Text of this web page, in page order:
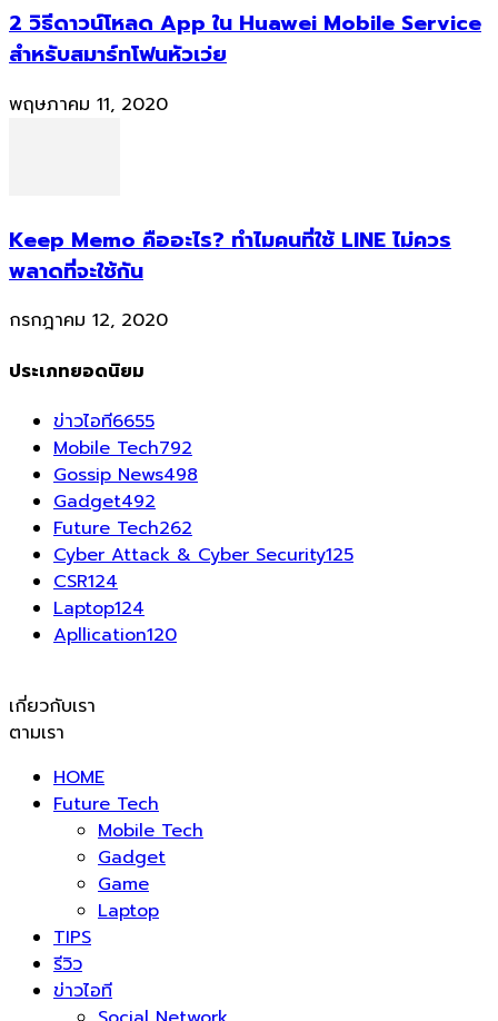
2 วิธีดาวน์โหลด App ใน Huawei Mobile Service
สำหรับสมาร์ทโฟนหัวเว่ย
พฤษภาคม 11, 2020
Keep Memo คืออะไร? ทำไมคนที่ใช้ LINE ไม่ควร
พลาดที่จะใช้กัน
กรกฎาคม 12, 2020
ประเภทยอดนิยม
ข่าวไอที6655
Mobile Tech792
Gossip News498
Gadget492
Future Tech262
Cyber Attack & Cyber Security125
CSR124
Laptop124
Apllication120
เกี่ยวกับเรา
ตามเรา
HOME
Future Tech
Mobile Tech
Gadget
Game
Laptop
TIPS
รีวิว
ข่าวไอที